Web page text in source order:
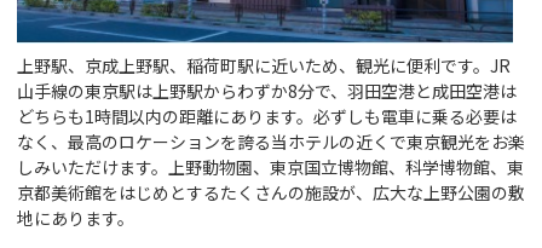
上野駅、京成上野駅、稲荷町駅に近いため、観光に便利です。JR
山手線の東京駅は上野駅からわずか8分で、羽田空港と成田空港は
どちらも1時間以内の距離にあります。必ずしも電車に乗る必要は
なく、最高のロケーションを誇る当ホテルの近くで東京観光をお楽
しみいただけます。上野動物園、東京国立博物館、科学博物館、東
京都美術館をはじめとするたくさんの施設が、広大な上野公園の敷
地にあります。